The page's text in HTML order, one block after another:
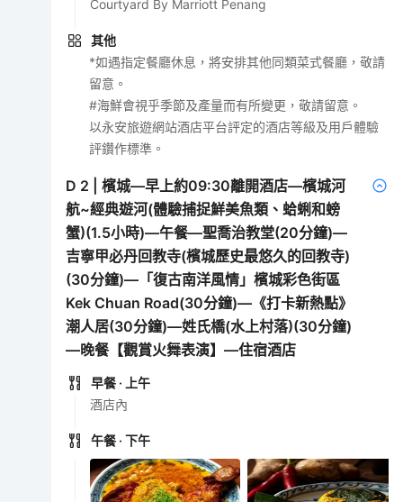
Courtyard By Marriott Penang
其他
*如遇指定餐廳休息，將安排其他同類菜式餐廳，敬請
留意。
#海鮮會視乎季節及產量而有所變更，敬請留意。
以永安旅遊網站酒店平台評定的酒店等級及用戶體驗
評鑽作標準。
D 2 |檳城—早上約09:30離開酒店—檳城河
航~經典遊河(體驗捕捉鮮美魚類、蛤蜊和螃
蟹)(1.5小時)—午餐—聖喬治教堂(20分鐘)—
吉寧甲必丹回教寺(檳城歷史最悠久的回教寺)
(30分鐘)—「復古南洋風情」檳城彩色街區
Kek Chuan Road(30分鐘)—《打卡新熱點》
潮人居(30分鐘)—姓氏橋(水上村落)(30分鐘)
—晚餐【觀賞火舞表演】—住宿酒店
早餐 · 上午
酒店內
午餐 · 下午